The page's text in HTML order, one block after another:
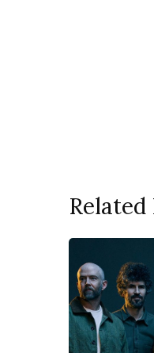
Related